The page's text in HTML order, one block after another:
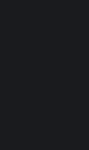
操作可能な部屋の装
なカスタマイズ・ア